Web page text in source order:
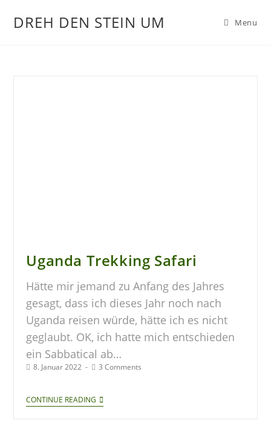
DREH DEN STEIN UM Menu
Uganda Trekking Safari
Hätte mir jemand zu Anfang des Jahres
gesagt, dass ich dieses Jahr noch nach
Uganda reisen würde, hätte ich es nicht
geglaubt. OK, ich hatte mich entschieden
ein Sabbatical ab…
8. Januar 2022 3 Comments
CONTINUE READING